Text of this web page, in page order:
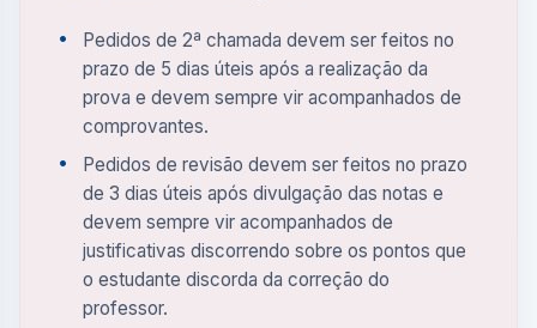
Pedidos de 2ª chamada devem ser feitos no
prazo de 5 dias úteis após a realização da
prova e devem sempre vir acompanhados de
comprovantes.
Pedidos de revisão devem ser feitos no prazo
de 3 dias úteis após divulgação das notas e
devem sempre vir acompanhados de
justificativas discorrendo sobre os pontos que
o estudante discorda da correção do
professor.